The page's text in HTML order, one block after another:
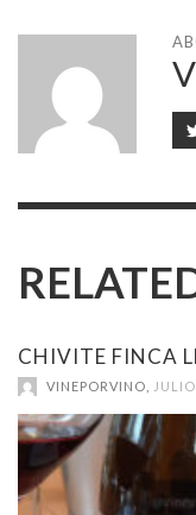
CHIVITE FINCA
VINEPORVINO